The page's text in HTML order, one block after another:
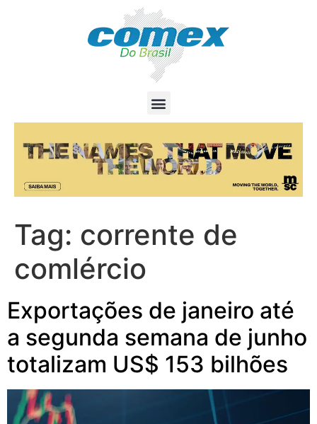
Tag: corrente de
comlércio
Exportações de janeiro até
a segunda semana de junho
totalizam US$ 153 bilhões